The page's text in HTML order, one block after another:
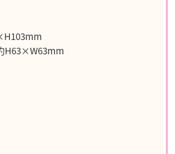
H63×W63mm